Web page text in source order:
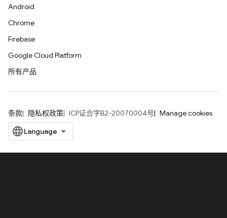
Android
Chrome
Firebase
Google Cloud Platform
所有产品
条款 隐私权政策 ICP证合字B2-20070004号 Manage cookies